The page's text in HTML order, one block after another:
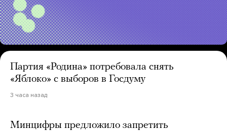
Партия «Родина» потребовала снять
«Яблоко» с выборов в Госдуму
3 часа назад
Минцифры предложило запретить